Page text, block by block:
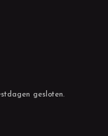
gesloten.